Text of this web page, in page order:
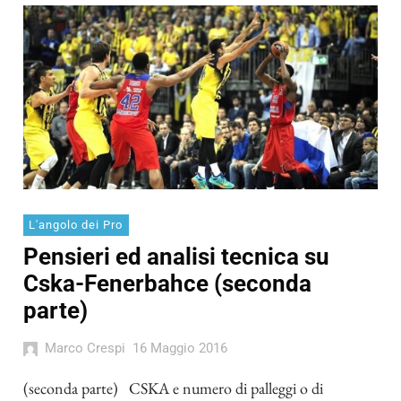
L'angolo dei Pro
Pensieri ed analisi tecnica su
Cska-Fenerbahce (seconda
parte)
Marco Crespi 16 Maggio 2016
(seconda parte) CSKA e numero di palleggi o di